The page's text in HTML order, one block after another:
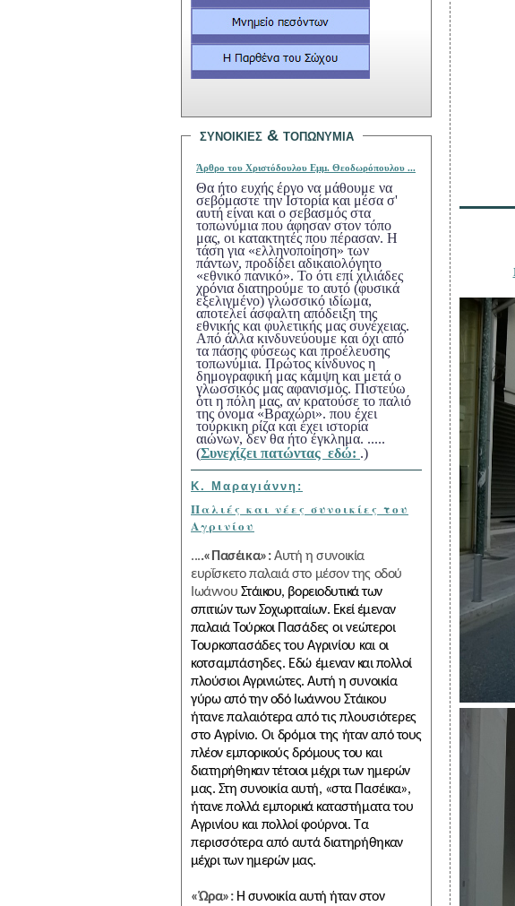
συνοικιεσ & τοπωνυμια
Άρθρο τ ου Χριστόδουλου Εμμ. Θεοδωρόπουλου ...
Θα ήτο ευχής έργο να μάθουμε να
σεβόμαστε την Ιστορία και μέσα σ'
αυτή είναι και ο σεβασμός στα
τοπωνύμια που άφησαν στον τόπο
μας, οι κατακτητές που πέρασαν. Η
τάση για «ελληνοποίηση» των
πάντων, προδίδει αδικαιολόγητο
«εθνικό πανικό». Το ότι επί χιλιάδες
χρόνια διατηρούμε το αυτό (φυσικά
εξελιγμένο) γλωσσικό ιδίωμα,
αποτελεί άσφαλτη απόδειξη της
εθνικής και φυλετικής μας συνέχειας.
Από άλλα κινδυνεύουμε και όχι από
τα πάσης φύσεως και προέλευσης
τοπωνύμια. Πρώτος κίνδυνος η
δημογραφική μας κάμψη και μετά ο
γλωσσικός μας αφανισμός. Πιστεύω
ότι η πόλη μας, αν κρατούσε το παλιό
της όνομα «Βραχώρι». που έχει
τούρκικη ρίζα και έχει ιστορία
αιώνων, δεν θα ήτο έγκλημα. .....
(
Συνεχίζει πατώντας εδώ: .)
Κ. Μαραγιάννη:
Παλιές και νέες συνοικίες του
Αγρινίου
....«Πασέικα»: Αυτή η συνοικία
ευρΐσκετο παλαιά στο μέσον της οδού
Ιωάννου Στάικου, βορειοδυτικά των
σπιτιών των Σοχωριταίων. Εκεί έμεναν
παλαιά Τούρκοι Πασάδες οι νεώτεροι
Τουρκοπασάδες του Αγρινίου και οι
κοτσαμπάσηδες. Εδώ έμεναν και πολλοί
πλούσιοι Αγρινιώτες. Αυτή η συνοικία
γύρω από την οδό Ιωάννου Στάικου
ήτανε παλαιότερα από τις πλουσιότερες
στο Αγρίνιο. Οι δρόμοι της ήταν από τους
πλέον εμπορικούς δρόμους του και
διατηρήθηκαν τέτοιοι μέχρι των ημερών
μας. Στη συνοικία αυτή, «στα Πασέικα»,
ήτανε πολλά εμπορικά καταστήματα του
Αγρινίου και πολλοί φούρνοι. Τα
περισσότερα από αυτά διατηρήθηκαν
μέχρι των ημερών μας.
«Ώρα»:Η συνοικία αυτή ήταν στον